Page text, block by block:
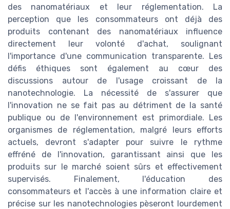
des nanomatériaux et leur réglementation. La
perception que les consommateurs ont déjà des
produits contenant des nanomatériaux influence
directement leur volonté d'achat, soulignant
l'importance d'une communication transparente. Les
défis éthiques sont également au cœur des
discussions autour de l'usage croissant de la
nanotechnologie. La nécessité de s'assurer que
l'innovation ne se fait pas au détriment de la santé
publique ou de l'environnement est primordiale. Les
organismes de réglementation, malgré leurs efforts
actuels, devront s'adapter pour suivre le rythme
effréné de l'innovation, garantissant ainsi que les
produits sur le marché soient sûrs et effectivement
supervisés. Finalement, l'éducation des
consommateurs et l'accès à une information claire et
précise sur les nanotechnologies pèseront lourdement